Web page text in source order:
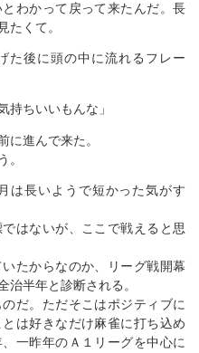
わかって戻って来たんだ。長
たくて。
た後に頭の中に流れるフレー
持ちいいもんな」
に進んで来た。
。
は長いようで短かった気がす
はないが、ここで戦えると思
たからなのか、リーグ戦開幕
治半年と診断される。
だ。ただそこはポジティブに
は好きなだけ麻雀に打ち込め
一昨年のＡ１リーグを中心に